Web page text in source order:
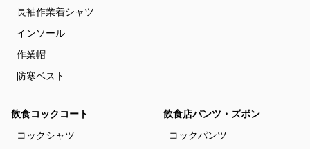
長袖作業着シャツ
インソール
作業帽
防寒ベスト
飲食コックコート
コックシャツ
飲食店パンツ・ズボン
コックパンツ